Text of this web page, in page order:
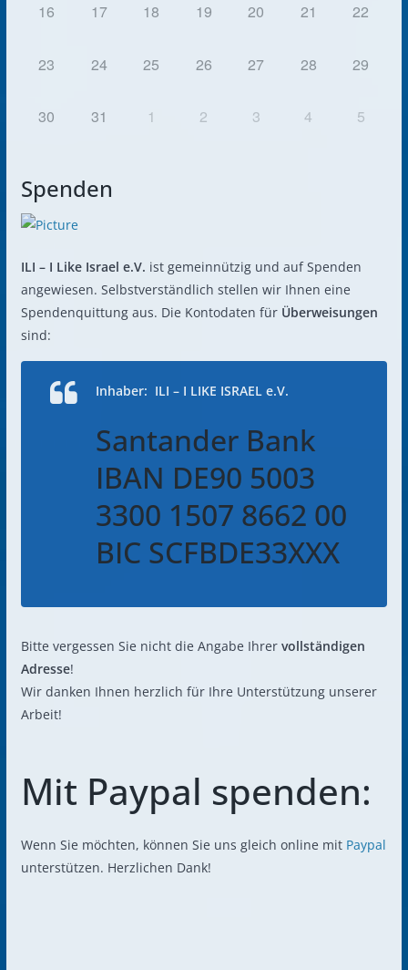
Spenden
ILI – I Like Israel e.V. ist gemeinnützig und auf Spenden
angewiesen. Selbstverständlich stellen wir Ihnen eine
Spendenquittung aus. Die Kontodaten für Überweisungen
sind:
Inhaber: ILI – I LIKE ISRAEL e.V.
Santander Bank
IBAN DE90 5003
3300 1507 8662 00
BIC SCFBDE33XXX
Bitte vergessen Sie nicht die Angabe Ihrervollständigen
Adresse!
Wir danken Ihnen herzlich für Ihre Unterstützung unserer
Arbeit!
Mit Paypal spenden:
Wenn Sie möchten, können Sie uns gleich online mit Paypal
unterstützen. Herzlichen Dank!
16 17 18 19 20 21 22
23 24 25 26 27 28 29
30 31 1 2 3 4 5